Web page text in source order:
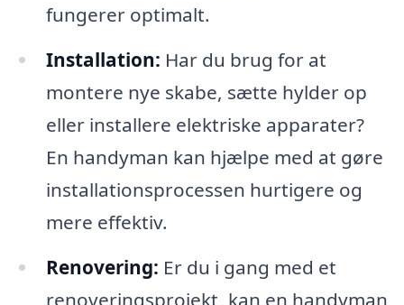
fungerer optimalt.
Installation: Har du brug for at
montere nye skabe, sætte hylder op
eller installere elektriske apparater?
En handyman kan hjælpe med at gøre
installationsprocessen hurtigere og
mere effektiv.
Renovering: Er du i gang med et
renoveringsprojekt, kan en handyman